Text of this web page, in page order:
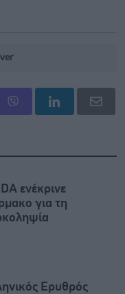
ενέκρινε
για τη
Ερυθρός